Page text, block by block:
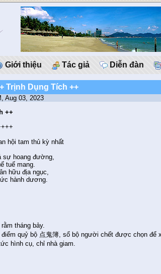
Giới thiệu Tác giả Diễn đàn
Trịnh Dụng Tích ++
Aug 03, 2023
++
hội tam thủ kỳ nhất
sự hoang đường,
tuế mang.
hữu địa ngục,
hành dương.
tháng bảy.
quỷ bộ 点鬼簿, sổ bộ người chết được chọn để
hình cụ, chỉ nhà giam.